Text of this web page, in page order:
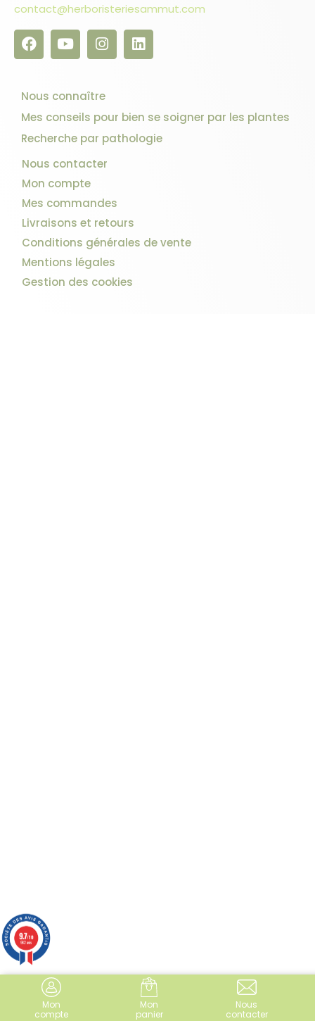
Mon
compte
Mon
panier
Nous
contacter
contact@herboristeriesammut.com
Nous connaître
Mes conseils pour bien se soigner par les plantes
Recherche par pathologie
Nous contacter
Mon compte
Mes commandes
Livraisons et retours
Conditions générales de vente
Mentions légales
Gestion des cookies
9.7/10
982 avis